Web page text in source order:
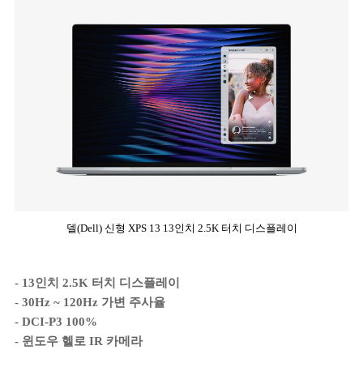
델(Dell) 신형 XPS 13 13인치 2.5K 터치 디스플레이
- 13인치 2.5K 터치 디스플레이
- 30Hz ~ 120Hz 가변 주사율
- DCI-P3 100%
- 윈도우 헬로 IR 카메라